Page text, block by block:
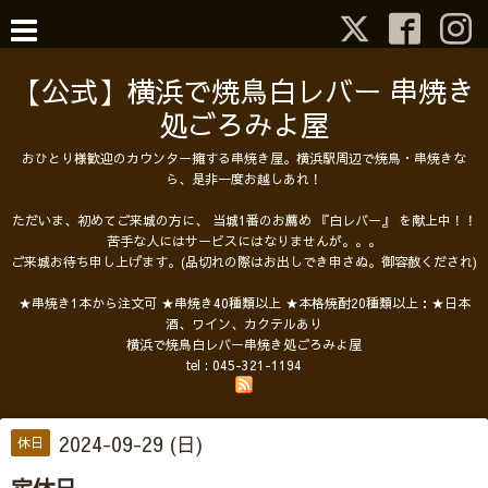
【公式】横浜で焼鳥白レバー 串焼き
処ごろみよ屋
おひとり様歓迎のカウンター擁する串焼き屋。横浜駅周辺で焼鳥・串焼きな
ら、是非一度お越しあれ！
ただいま、初めてご来城の方に、 当城1番のお薦め 『白レバー』 を献上中！！
苦手な人にはサービスにはなりませんが。。。
ご来城お待ち申し上げます。(品切れの際はお出しでき申さぬ。御容赦くだされ)
★串焼き1本から注文可 ★串焼き40種類以上 ★本格焼酎20種類以上：★日本
酒、ワイン、カクテルあり
横浜で焼鳥白レバー串焼き処ごろみよ屋
tel : 045-321-1194
休日 2024-09-29 (日)